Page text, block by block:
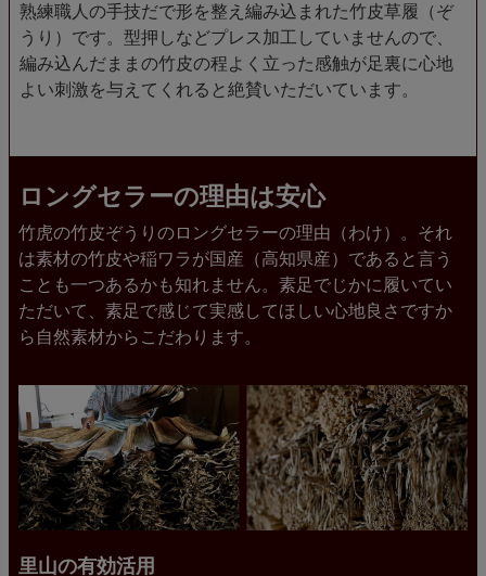
熟練職人の手技だで形を整え編み込まれた竹皮草履（ぞ
うり）です。型押しなどプレス加工していませんので、
編み込んだままの竹皮の程よく立った感触が足裏に心地
よい刺激を与えてくれると絶賛いただいています。
ロングセラーの理由は安心
竹虎の竹皮ぞうりのロングセラーの理由（わけ）。それ
は素材の竹皮や稲ワラが国産（高知県産）であると言う
ことも一つあるかも知れません。素足でじかに履いてい
ただいて、素足で感じて実感してほしい心地良さですか
ら自然素材からこだわります。
里山の有効活用